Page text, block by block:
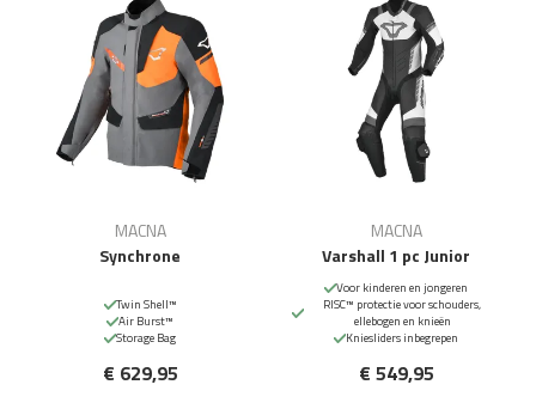
MACNA
Synchrone
Twin Shell™
Air Burst™
Storage Bag
€ 629,95
MACNA
Varshall 1 pc Junior
Voor kinderen en jongeren
RISC™ protectie voor schouders,
ellebogen en knieën
Kniesliders inbegrepen
€ 549,95